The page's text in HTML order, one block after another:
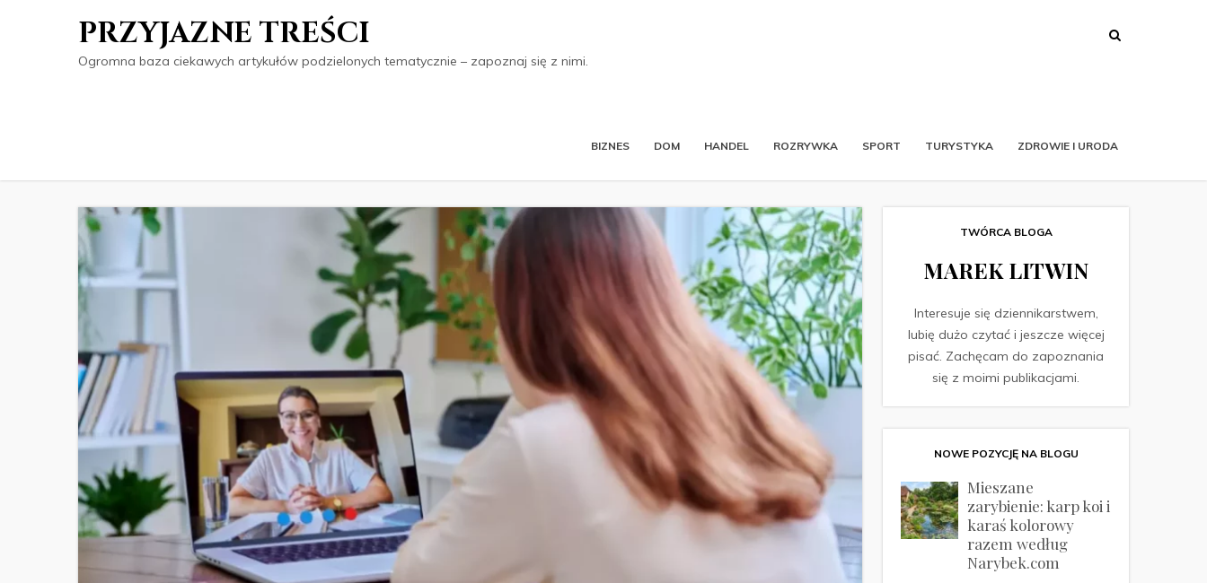
PRZYJAZNE TREŚCI
Ogromna baza ciekawych artykułów podzielonych tematycznie – zapoznaj się z nimi.
BIZNES DOM HANDEL ROZRYWKA SPORT TURYSTYKA ZDROWIE I URODA
TWÓRCA BLOGA
MAREK LITWIN
Interesuje się dziennikarstwem,
lubię dużo czytać i jeszcze więcej
pisać. Zachęcam do zapoznania
się z moimi publikacjami.
NOWE POZYCJĘ NA BLOGU
Mieszane
zarybienie: karp koi i
karaś kolorowy
razem według
Narybek.com